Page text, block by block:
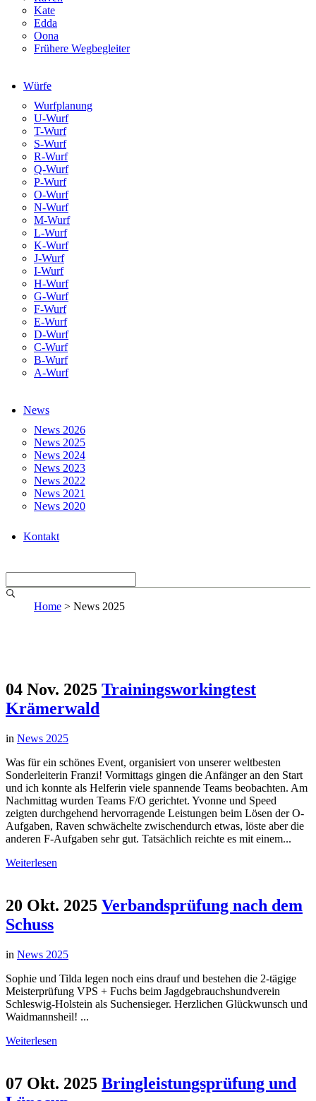
Kate
Edda
Oona
Frühere Wegbegleiter
Würfe
Wurfplanung
U-Wurf
T-Wurf
S-Wurf
R-Wurf
Q-Wurf
P-Wurf
O-Wurf
N-Wurf
M-Wurf
L-Wurf
K-Wurf
J-Wurf
I-Wurf
H-Wurf
G-Wurf
F-Wurf
E-Wurf
D-Wurf
C-Wurf
B-Wurf
A-Wurf
News
News 2026
News 2025
News 2024
News 2023
News 2022
News 2021
News 2020
Kontakt
Home > News 2025
04 Nov. 2025 Trainingsworkingtest
Krämerwald
in News 2025
Was für ein schönes Event, organisiert von unserer weltbesten
Sonderleiterin Franzi! Vormittags gingen die Anfänger an den Start
und ich konnte als Helferin viele spannende Teams beobachten. Am
Nachmittag wurden Teams F/O gerichtet. Yvonne und Speed
zeigten durchgehend hervorragende Leistungen beim Lösen der O-
Aufgaben, Raven schwächelte zwischendurch etwas, löste aber die
anderen F-Aufgaben sehr gut. Tatsächlich reichte es mit einem...
Weiterlesen
20 Okt. 2025 Verbandsprüfung nach dem
Schuss
in News 2025
Sophie und Tilda legen noch eins drauf und bestehen die 2-tägige
Meisterprüfung VPS + Fuchs beim Jagdgebrauchshundverein
Schleswig-Holstein als Suchensieger. Herzlichen Glückwunsch und
Waidmannsheil! ...
Weiterlesen
07 Okt. 2025 Bringleistungsprüfung und